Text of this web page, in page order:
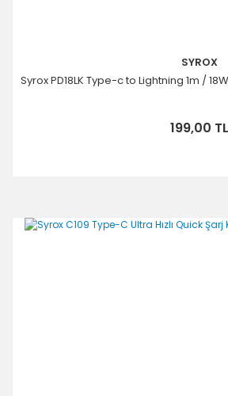
SYROX
Syrox PD18LK Type-c to Lightning 1m /
199,00 TL